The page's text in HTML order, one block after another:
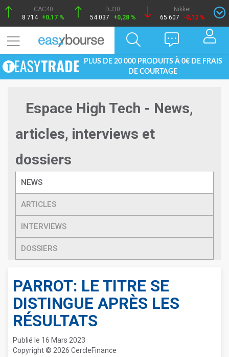
CAC40
8 714 +0,17 %
DJ30
54 037
+0,28 %
Nikkei
65 607
-0,12 %
PLUS DE 20 000 PRODUITS À 0€ DE FRAIS
DE COURTAGE
Espace High Tech - News,
articles, interviews et
dossiers
NEWS
ARTICLES
INTERVIEWS
DOSSIERS
PARROT: LE TITRE SE
DISTINGUE APRÈS LES
RÉSULTATS
Publié le 16 Mars 2023
Copyright © 2026 CercleFinance